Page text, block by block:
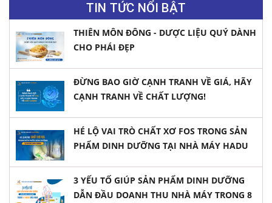
TIN TỨC NỔI BẬT
THIÊN MÔN ĐÔNG - DƯỢC LIỆU QUÝ DÀNH
CHO PHÁI ĐẸP
ĐỪNG BAO GIỜ CẠNH TRANH VỀ GIÁ, HÃY
CẠNH TRANH VỀ CHẤT LƯỢNG!
HÉ LỘ VAI TRÒ CHẤT XƠ FOS TRONG SẢN
PHẨM DINH DƯỠNG TẠI NHÀ MÁY HADU
3 YẾU TỐ GIÚP SẢN PHẨM DINH DƯỠNG
DẪN ĐẦU DOANH THU NHÀ MÁY TRONG 8